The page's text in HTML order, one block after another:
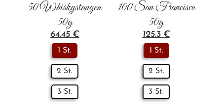
50 Whiskystangen
50g
64.45 €
1 St.
2 St.
3 St.
100 San Francisco
50g
125.3 €
1 St.
2 St.
3 St.